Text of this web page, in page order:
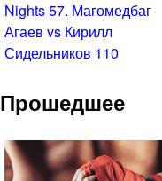
Nights 57. Магомедбаг
Агаев vs Кирилл
Сидельников 110
Прошедшее